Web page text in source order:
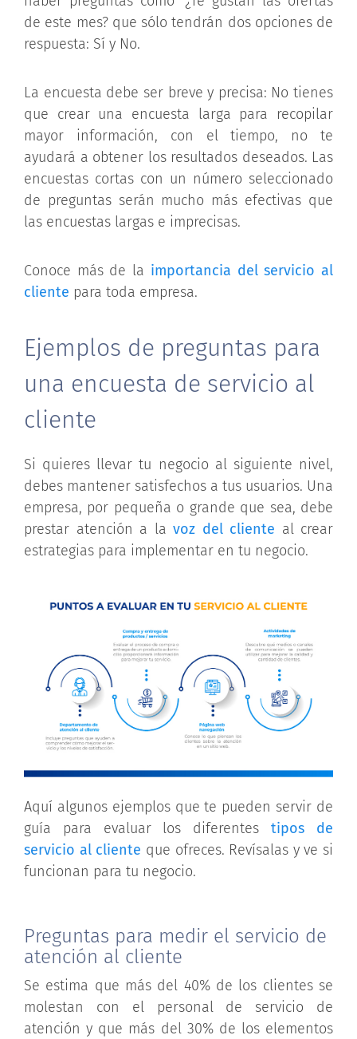
de este mes? que sólo tendrán dos opciones de
respuesta: Sí y No.
La encuesta debe ser breve y precisa: No tienes
que crear una encuesta larga para recopilar
mayor información, con el tiempo, no te
ayudará a obtener los resultados deseados. Las
encuestas cortas con un número seleccionado
de preguntas serán mucho más efectivas que
las encuestas largas e imprecisas.
Conoce más de la importancia del servicio al
cliente para toda empresa.
Ejemplos de preguntas para
una encuesta de servicio al
cliente
Si quieres llevar tu negocio al siguiente nivel,
debes mantener satisfechos a tus usuarios. Una
empresa, por pequeña o grande que sea, debe
prestar atención a la voz del cliente al crear
estrategias para implementar en tu negocio.
Aquí algunos ejemplos que te pueden servir de
guía para evaluar los diferentestipos de
servicio al cliente que ofreces. Revísalas y ve si
funcionan para tu negocio.
Preguntas para medir el servicio de
atención al cliente
Se estima que más del 40% de los clientes se
molestan con el personal de servicio de
atención y que más del 30% de los elementos